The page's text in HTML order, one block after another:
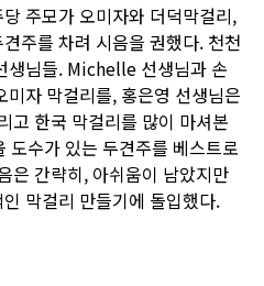
주모가 오미자와 더덕막걸리,
주를 차려 시음을 권했다. 천천
생님들. Michelle 선생님과 손
자 막걸리를, 홍은영 선생님은
고 한국 막걸리를 많이 마셔본
수가 있는 두견주를 베스트로
은 간략히, 아쉬움이 남았지만
막걸리 만들기에 돌입했다.